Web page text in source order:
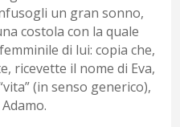
un gran sonno,
costola con la quale
di lui: copia che,
ricevette il nome di Eva,
(in senso generico),